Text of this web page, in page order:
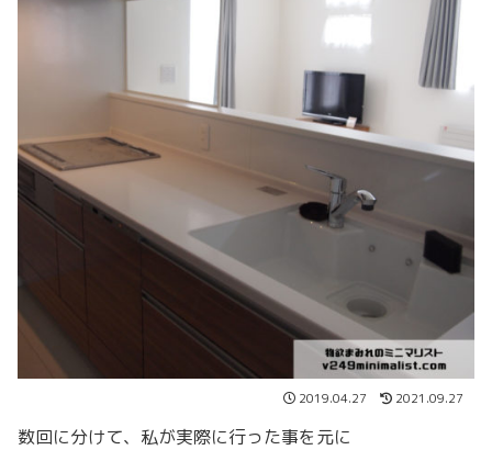
2019.04.27 2021.09.27
数回に分けて、私が実際に行った事を元に